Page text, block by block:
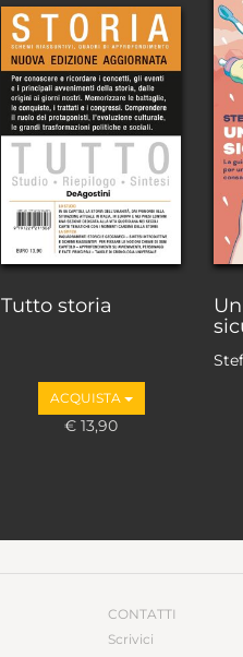
Tutto storia
ACQUISTA
€ 13,90
CONTATTI
Scrivici